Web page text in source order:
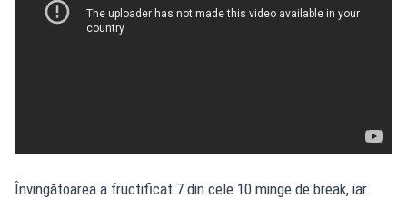
Învingătoarea a fructificat 7 din cele 10 minge de break, iar